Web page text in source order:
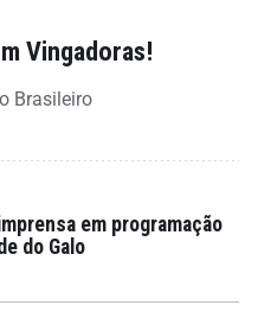
Vingadoras!
Brasileiro
em programação
do Galo